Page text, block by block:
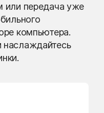
или передача уже
компьютера.